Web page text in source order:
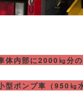
体内部に2000㎏分
型ポンプ車（950㎏